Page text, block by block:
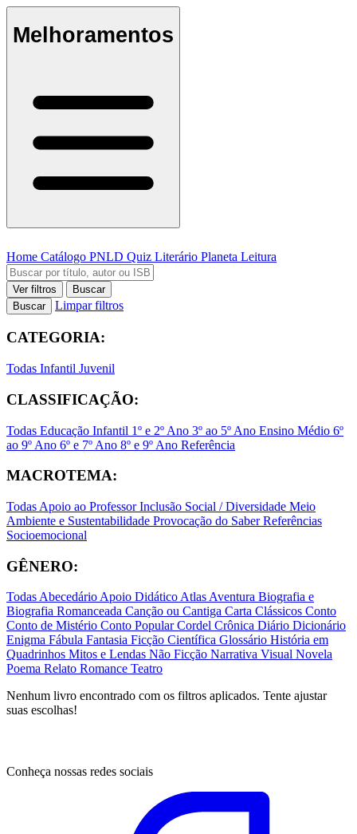
Melhoramentos
Home Catálogo PNLD Quiz Literário Planeta Leitura
Ver filtros
Buscar
Buscar
Limpar filtros
CATEGORIA:
Todas Infantil Juvenil
CLASSIFICAÇÃO:
Todas Educação Infantil 1º e 2º Ano 3º ao 5º Ano Ensino Médio 6º
ao 9º Ano 6º e 7º Ano 8º e 9º Ano Referência
MACROTEMA:
Todas Apoio ao ProfessorInclusão Social / Diversidade Meio
Ambiente e Sustentabilidade Provocação do SaberReferências
Socioemocional
GÊNERO:
TodasAbecedárioApoio DidáticoAtlasAventura Biografia e
Biografia Romanceada Canção ou Cantiga Carta Clássicos Conto
Conto de Mistério Conto PopularCordel Crônica Diário Dicionário
Enigma Fábula Fantasia Ficção Científica Glossário História em
Quadrinhos Mitos e Lendas Não Ficção Narrativa Visual Novela
Poema Relato Romance Teatro
Nenhum livro encontrado com os filtros aplicados. Tente ajustar
suas escolhas!
Conheça nossas redes sociais